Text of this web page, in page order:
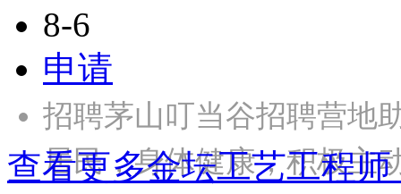
8-6
申请
招聘茅山叮当谷招聘营地
居民，身体健康，积极
查看更多金坛工艺工程